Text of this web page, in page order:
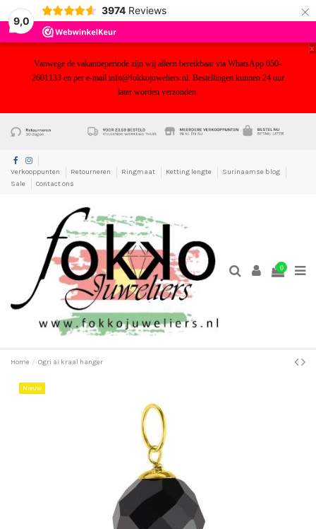
9,0
3974 Reviews ×
Vanwege de vakantieperiode zijn wij alleen bereikbaar via WhatsApp 050-
2601133 en per e-mail info@fokkojuweliers.nl. Bestellingen kunnen 24 uur
later worden verzonden.
x
Verkooppunten Retourneren Ringmaat Ketting lengte
Surinaamse blog
Sale
Contact ons
0
Home Ogri ai kraal hanger
Nieuw